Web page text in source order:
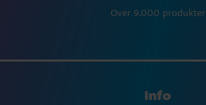
Over 9.000 produkter
Info